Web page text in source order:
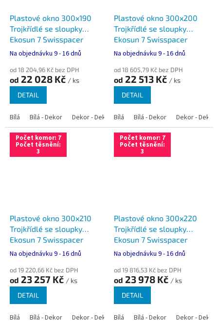
Plastové okno 300x190
Trojkřídlé se sloupky
Ekosun 7 Swisspacer
Ultimate
Na objednávku 9 - 16 dnů
od 18 204,96 Kč bez DPH
od 22 028 Kč / ks
DETAIL
Bílá Bílá - Dekor Dekor - Dekor Bílá - Antracit Bílá - Zlatý dub
Plastové okno 300x200
Trojkřídlé se sloupky
Ekosun 7 Swisspacer
Ultimate
Na objednávku 9 - 16 dnů
od 18 605,79 Kč bez DPH
od 22 513 Kč / ks
DETAIL
Bílá Bílá - Dekor Dekor - Dekor
Počet komor: 7
Počet těsnění:
3
Plastové okno 300x210
Trojkřídlé se sloupky
Ekosun 7 Swisspacer
Ultimate
Na objednávku 9 - 16 dnů
od 19 220,66 Kč bez DPH
od 23 257 Kč / ks
DETAIL
Bílá Bílá - Dekor Dekor - Dekor Bílá - Antracit Bílá - Zlatý dub
Počet komor: 7
Počet těsnění:
3
Plastové okno 300x220
Trojkřídlé se sloupky
Ekosun 7 Swisspacer
Ultimate
Na objednávku 9 - 16 dnů
od 19 816,53 Kč bez DPH
od 23 978 Kč / ks
DETAIL
Bílá Bílá - Dekor Dekor - Dekor